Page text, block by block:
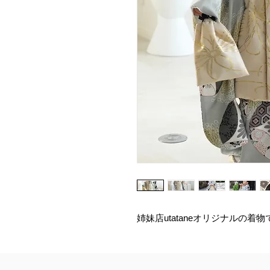
姉妹店utataneオリジナルの着物